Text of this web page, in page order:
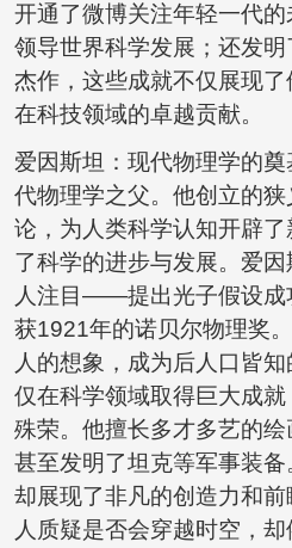
开通了微博关注年轻一代
领导世界科学发展；还发
杰作，这些成就不仅展现
在科技领域的卓越贡献。
爱因斯坦：现代物理学的
代物理学之父。他创立的
论，为人类科学认知开辟
了科学的进步与发展。爱因
人注目——提出光子假设成
获1921年的诺贝尔物理奖
人的想象，成为后人口皆知
仅在科学领域取得巨大成
殊荣。他擅长多才多艺的绘
甚至发明了坦克等军事装备
却展现了非凡的创造力和
人质疑是否会穿越时空，